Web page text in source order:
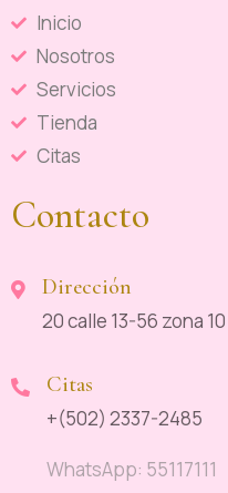
Inicio
Nosotros
Servicios
Tienda
Citas
Contacto
Dirección
20 calle 13-56 zona
Citas
+(502) 2337-2485
WhatsApp: 55117111